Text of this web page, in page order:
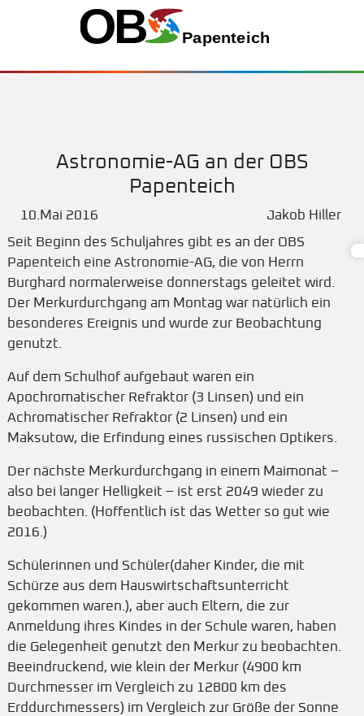
Astronomie-AG an der OBS
Papenteich
10.Mai 2016
Jakob Hiller
Seit Beginn des Schuljahres gibt es an der OBS
Papenteich eine Astronomie-AG, die von Herrn
Burghard normalerweise donnerstags geleitet wird.
Der Merkurdurchgang am Montag war natürlich ein
besonderes Ereignis und wurde zur Beobachtung
genutzt.
Auf dem Schulhof aufgebaut waren ein
Apochromatischer Refraktor (3 Linsen) und ein
Achromatischer Refraktor (2 Linsen) und ein
Maksutow, die Erfindung eines russischen Optikers.
Der nächste Merkurdurchgang in einem Maimonat –
also bei langer Helligkeit – ist erst 2049 wieder zu
beobachten. (Hoffentlich ist das Wetter so gut wie
2016.)
Schülerinnen und Schüler(daher Kinder, die mit
Schürze aus dem Hauswirtschaftsunterricht
gekommen waren.), aber auch Eltern, die zur
Anmeldung ihres Kindes in der Schule waren, haben
die Gelegenheit genutzt den Merkur zu beobachten.
Beeindruckend, wie klein der Merkur (4900 km
Durchmesser im Vergleich zu 12800 km des
Erddurchmessers) im Vergleich zur Größe der Sonne